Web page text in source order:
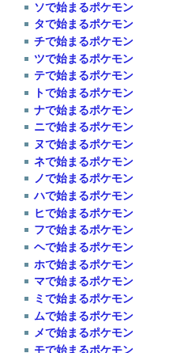
ソで始まるポケモン
タで始まるポケモン
チで始まるポケモン
ツで始まるポケモン
テで始まるポケモン
トで始まるポケモン
ナで始まるポケモン
ニで始まるポケモン
ヌで始まるポケモン
ネで始まるポケモン
ノで始まるポケモン
ハで始まるポケモン
ヒで始まるポケモン
フで始まるポケモン
ヘで始まるポケモン
ホで始まるポケモン
マで始まるポケモン
ミで始まるポケモン
ムで始まるポケモン
メで始まるポケモン
モで始まるポケモン